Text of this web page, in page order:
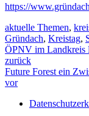
https://
aktuelle Themen,
Gründach, Kreistag,
ÖPNV im Landkreis
zurück
Future Forest ein
vor